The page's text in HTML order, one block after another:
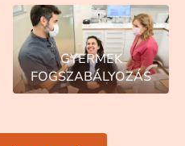
GYERMEK
FOGSZABÁLYOZÁS